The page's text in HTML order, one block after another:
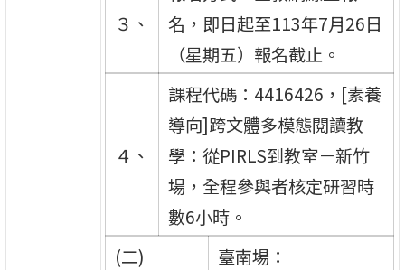
３、
名，即日起至113年7月26日
（星期五）報名截止。
４、
課程代碼：4416426，[素養
導向]跨文體多模態閱讀教
學：從PIRLS到教室－新竹
場，全程參與者核定研習時
數6小時。
(二)
臺南場：